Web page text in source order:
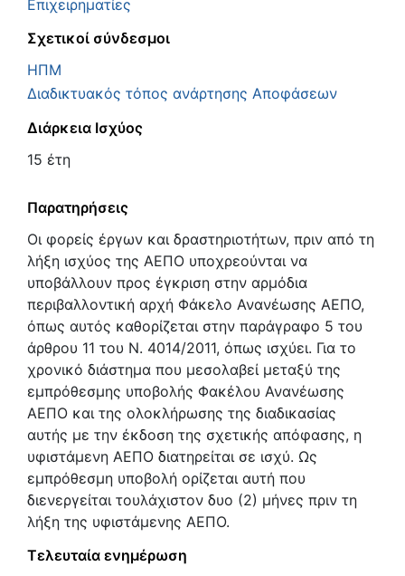
Επιχειρηματίες
Σχετικοί σύνδεσμοι
ΗΠΜ
Διαδικτυακός τόπος ανάρτησης Αποφάσεων
Διάρκεια Ισχύος
15 έτη
Παρατηρήσεις
Οι φορείς έργων και δραστηριοτήτων, πριν από τη
λήξη ισχύος της ΑΕΠΟ υποχρεούνται να
υποβάλλουν προς έγκριση στην αρμόδια
περιβαλλοντική αρχή Φάκελο Ανανέωσης ΑΕΠΟ,
όπως αυτός καθορίζεται στην παράγραφο 5 του
άρθρου 11 του Ν. 4014/2011, όπως ισχύει. Για το
χρονικό διάστημα που μεσολαβεί μεταξύ της
εμπρόθεσμης υποβολής Φακέλου Ανανέωσης
ΑΕΠΟ και της ολοκλήρωσης της διαδικασίας
αυτής με την έκδοση της σχετικής απόφασης, η
υφιστάμενη ΑΕΠΟ διατηρείται σε ισχύ. Ως
εμπρόθεσμη υποβολή ορίζεται αυτή που
διενεργείται τουλάχιστον δυο (2) μήνες πριν τη
λήξη της υφιστάμενης ΑΕΠΟ.
Τελευταία ενημέρωση